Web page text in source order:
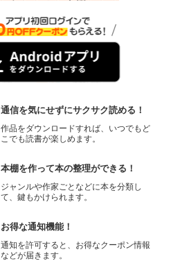
通信を気にせずにサクサク読める！
作品をダウンロードすれば、いつでもど
こでも読書が楽しめます。
本棚を作って本の整理ができる！
ジャンルや作家ごとなどに本を分類し
て、鍵もかけられます。
お得な通知機能！
通知を許可すると、お得なクーポン情報
などが届きます。